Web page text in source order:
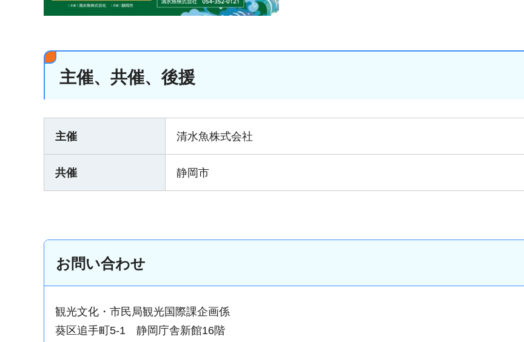
主催、共催、後援
主催 清水魚株式会社
共催 静岡市
お問い合わせ
観光文化・市民局観光国際課企画係
葵区追手町5-1 静岡庁舎新館16階